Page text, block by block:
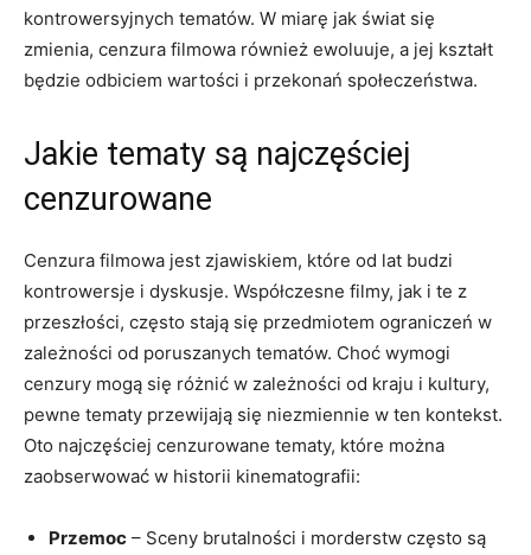
kontrowersyjnych tematów. W miarę jak świat ‌się
zmienia, cenzura filmowa również ewoluuje, a jej kształt
będzie odbiciem‍ wartości i przekonań społeczeństwa.
Jakie⁣ tematy są najczęściej
cenzurowane
Cenzura filmowa jest‍ zjawiskiem,⁤ które od lat budzi ​
kontrowersje i dyskusje. Współczesne filmy, jak i te z
przeszłości, często stają się przedmiotem ograniczeń w
zależności od poruszanych tematów. ‌Choć wymogi
cenzury mogą się różnić w‌ zależności ⁣od kraju i kultury,
pewne tematy przewijają się ⁢niezmiennie w ten‍ kontekst.
Oto​ najczęściej cenzurowane ‌tematy, które można
zaobserwować w historii kinematografii:
Przemoc ⁢– Sceny⁣ brutalności i morderstw często są⁤